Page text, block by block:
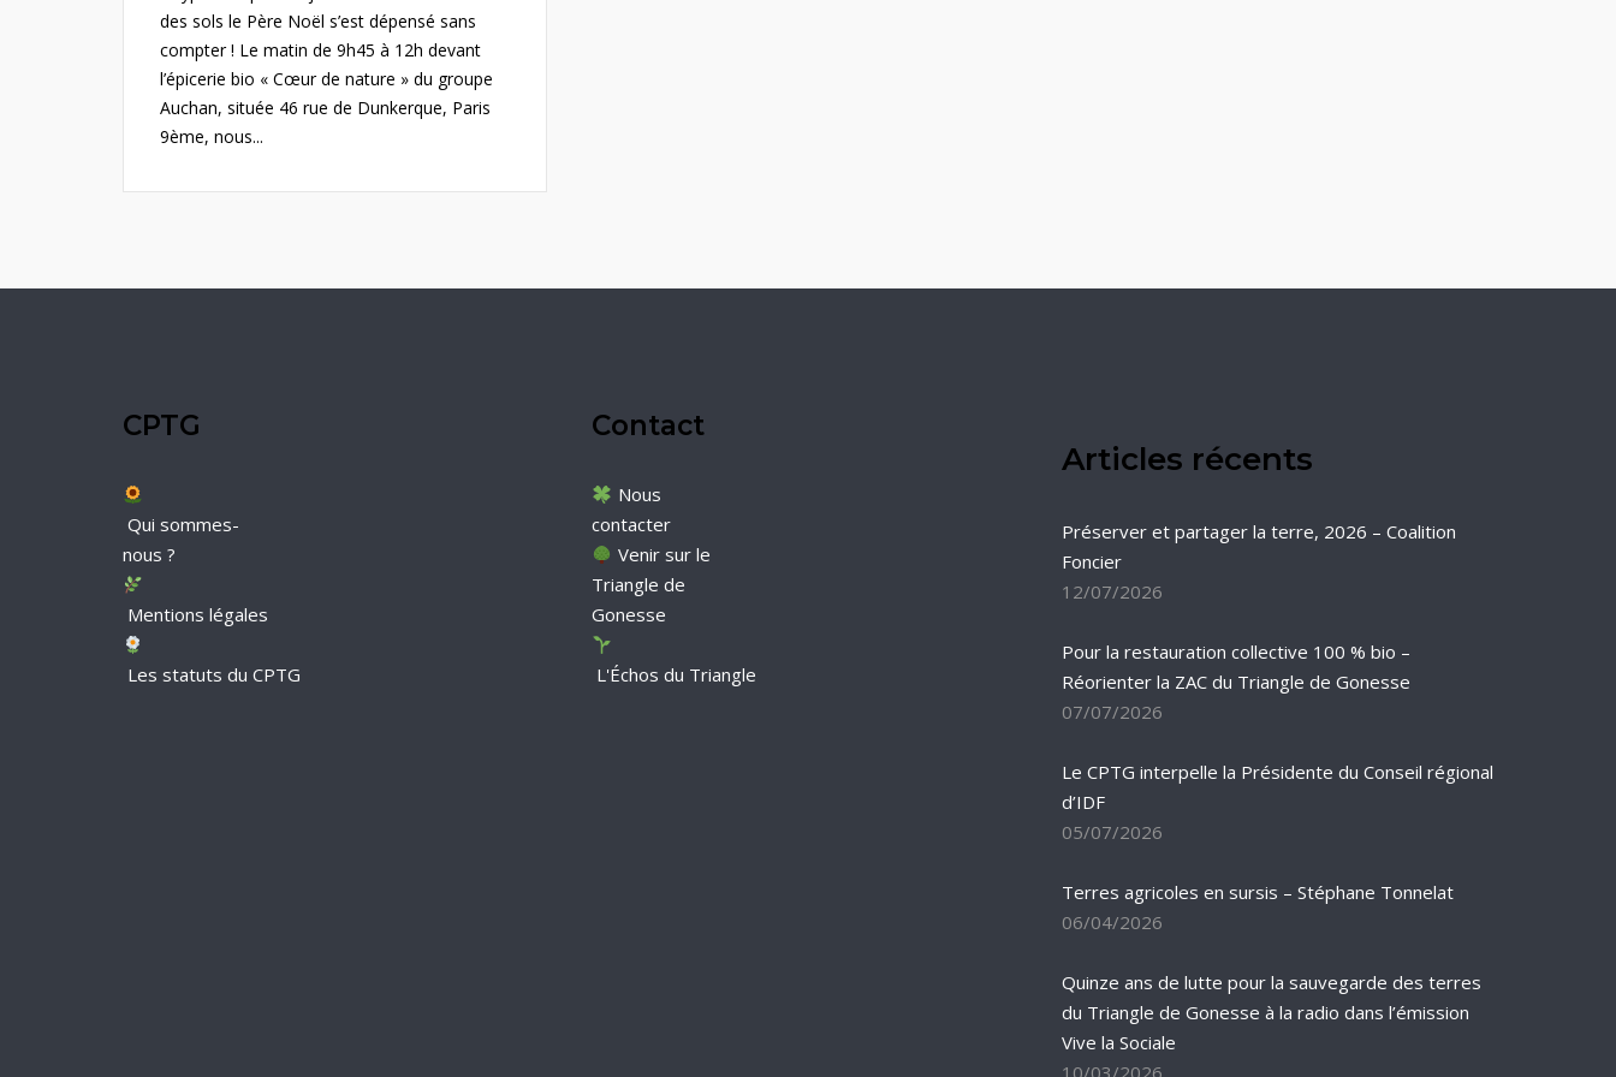
des sols le Père Noël s’est dépensé sans
compter ! Le matin de 9h45 à 12h devant
l’épicerie bio « Cœur de nature » du groupe
Auchan, située 46 rue de Dunkerque, Paris
9ème, nous...
CPTG
Qui sommes-
nous ?
Mentions légales
Les statuts du CPTG
Contact
Nous
contacter
Venir sur le
Triangle de
Gonesse
L'Échos du Triangle
Articles récents
Préserver et partager la terre, 2026 – Coalition
Foncier
12/07/2026
Pour la restauration collective 100 % bio –
Réorienter la ZAC du Triangle de Gonesse
07/07/2026
Le CPTG interpelle la Présidente du Conseil régional
d’IDF
05/07/2026
Terres agricoles en sursis – Stéphane Tonnelat
06/04/2026
Quinze ans de lutte pour la sauvegarde des terres
du Triangle de Gonesse à la radio dans l’émission
Vive la Sociale
10/03/2026